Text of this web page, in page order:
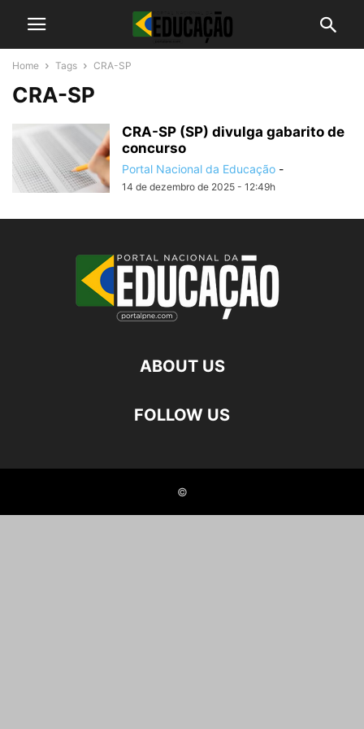
Home Tags CRA-SP
CRA-SP
CRA-SP (SP) divulga gabarito de
concurso
Portal Nacional da Educação -
14 de dezembro de 2025 - 12:49h
ABOUT US
FOLLOW US
©